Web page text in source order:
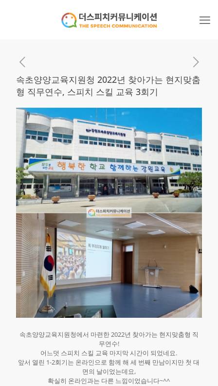
속초양양교육지원청 2022년 찾아가는 현지맞춤
형 직무연수, 스피치 스킬 교육 3회기
속초양양교육지원청에서 마련한 2022년 찾아가는 현지맞춤형 직
무연수!
어느덧 스피치 스킬 교육 마지막 시간이 되었네요.
앞서 열린 1-2회기는 온라인으로 함께 해 세 번째 만남이지만 첫 대
면의 날이었는데요,
확실히 온라인과는 다른 느낌이었습니다~^^